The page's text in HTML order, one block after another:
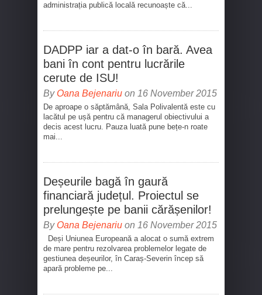
administrația publică locală recunoaște că...
DADPP iar a dat-o în bară. Avea
bani în cont pentru lucrările
cerute de ISU!
By Oana Bejenariu on 16 November 2015
De aproape o săptămână, Sala Polivalentă este cu
lacătul pe ușă pentru că managerul obiectivului a
decis acest lucru. Pauza luată pune bețe-n roate
mai...
Deșeurile bagă în gaură
financiară județul. Proiectul se
prelungește pe banii cărășenilor!
By Oana Bejenariu on 16 November 2015
Deși Uniunea Europeană a alocat o sumă extrem
de mare pentru rezolvarea problemelor legate de
gestiunea deșeurilor, în Caraș-Severin încep să
apară probleme pe...